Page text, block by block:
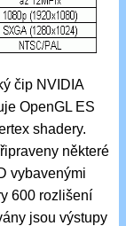
čip NVIDIA
OpenGL ES
shadery.
některé
vybavenými
600 rozlišení
jsou výstupy